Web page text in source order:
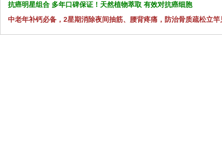
抗癌明星组合 多年口碑保证！天然植物萃取 有效对抗癌细胞
中老年补钙必备，2星期消除夜间抽筋、腰背疼痛，防治骨质疏松立竿